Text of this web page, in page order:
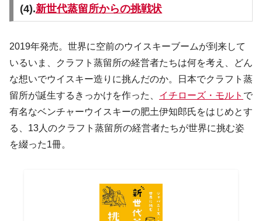
(4).新世代蒸留所からの挑戦状
2019年発売。世界に空前のウイスキーブームが到来して
いるいま、クラフト蒸留所の経営者たちは何を考え、どん
な想いでウイスキー造りに挑んだのか。日本でクラフト蒸
留所が誕生するきっかけを作った、 イチローズ・モルト で
有名なベンチャーウイスキーの肥土伊知郎氏をはじめとす
る、13人のクラフト蒸留所の経営者たちが世界に挑む姿
を綴った1冊。